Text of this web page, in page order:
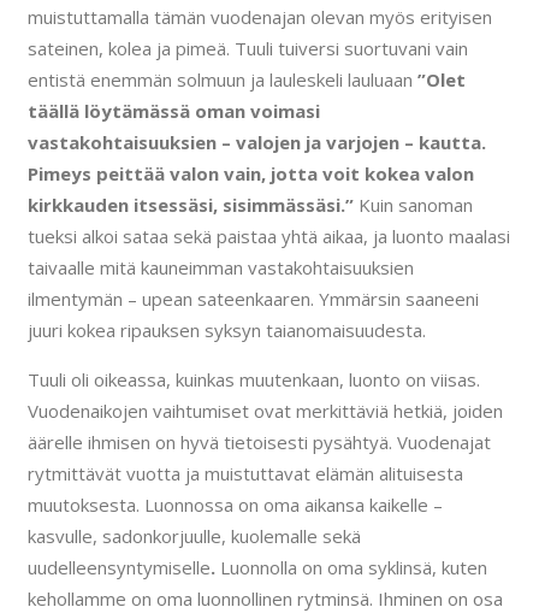
muistuttamalla tämän vuodenajan olevan myös erityisen
sateinen, kolea ja pimeä. Tuuli tuiversi suortuvani vain
entistä enemmän solmuun ja lauleskeli lauluaan ”Olet
täällä löytämässä oman voimasi
vastakohtaisuuksien – valojen ja varjojen – kautta.
Pimeys peittää valon vain, jotta voit kokea valon
kirkkauden itsessäsi, sisimmässäsi.”Kuin sanoman
tueksi alkoi sataa sekä paistaa yhtä aikaa, ja luonto maalasi
taivaalle mitä kauneimman vastakohtaisuuksien
ilmentymän – upean sateenkaaren. Ymmärsin saaneeni
juuri kokea ripauksen syksyn taianomaisuudesta.
Tuuli oli oikeassa, kuinkas muutenkaan, luonto on viisas.
Vuodenaikojen vaihtumiset ovat merkittäviä hetkiä, joiden
äärelle ihmisen on hyvä tietoisesti pysähtyä. Vuodenajat
rytmittävät vuotta ja muistuttavat elämän alituisesta
muutoksesta. Luonnossa on oma aikansa kaikelle –
kasvulle, sadonkorjuulle, kuolemalle sekä
uudelleensyntymiselle. Luonnolla on oma syklinsä, kuten
kehollamme on oma luonnollinen rytminsä. Ihminen on osa